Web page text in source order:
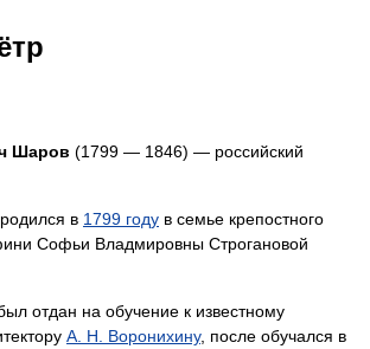
Шаров (1799 — 1846) — российский
в 1799 году в семье крепостного
Софьи Владмировны Строгановой
отдан на обучение к известному
А. Н. Воронихину, после обучался в